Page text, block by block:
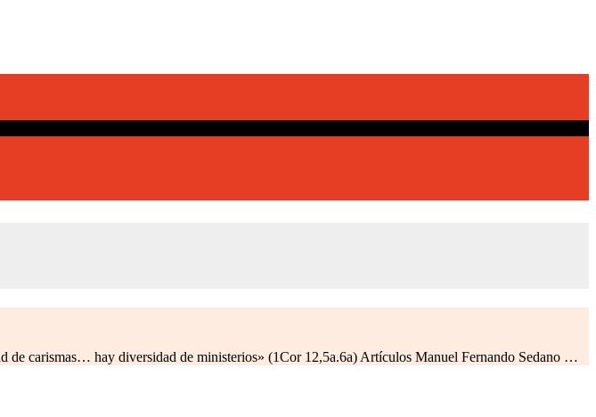
de carismas… hay diversidad de ministerios» (1Cor 12,5a.6a) Artículos Manuel Fernando Sedano …